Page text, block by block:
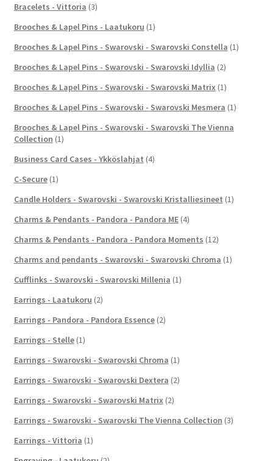
Bracelets - Vittoria (3)
Brooches & Lapel Pins - Laatukoru (1)
Brooches & Lapel Pins - Swarovski - Swarovski Constella (1)
Brooches & Lapel Pins - Swarovski - Swarovski Idyllia (2)
Brooches & Lapel Pins - Swarovski - Swarovski Matrix (1)
Brooches & Lapel Pins - Swarovski - Swarovski Mesmera (1)
Brooches & Lapel Pins - Swarovski - Swarovski The Vienna
Collection (1)
Business Card Cases - Ykköslahjat (4)
C-Secure (1)
Candle Holders - Swarovski - Swarovski Kristalliesineet (1)
Charms & Pendants - Pandora - Pandora ME (4)
Charms & Pendants - Pandora - Pandora Moments (12)
Charms and pendants - Swarovski - Swarovski Chroma (1)
Cufflinks - Swarovski - Swarovski Millenia (1)
Earrings - Laatukoru (2)
Earrings - Pandora - Pandora Essence (2)
Earrings - Stelle (1)
Earrings - Swarovski - Swarovski Chroma (1)
Earrings - Swarovski - Swarovski Dextera (2)
Earrings - Swarovski - Swarovski Matrix (2)
Earrings - Swarovski - Swarovski The Vienna Collection (3)
Earrings - Vittoria (1)